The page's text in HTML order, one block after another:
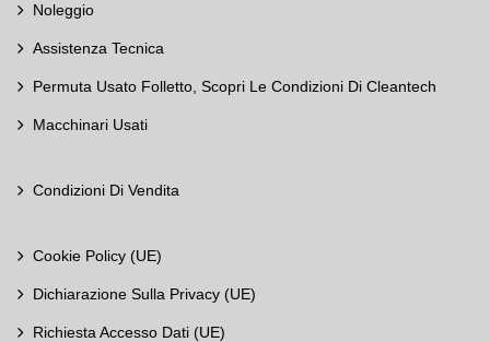
Noleggio
Assistenza Tecnica
Permuta Usato Folletto, Scopri Le Condizioni Di Cleantech
Macchinari Usati
Condizioni Di Vendita
Cookie Policy (UE)
Dichiarazione Sulla Privacy (UE)
Richiesta Accesso Dati (UE)